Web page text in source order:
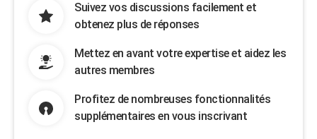
Suivez vos discussions facilement et
obtenez plus de réponses
Mettez en avant votre expertise et aidez les
autres membres
Profitez de nombreuses fonctionnalités
supplémentaires en vous inscrivant